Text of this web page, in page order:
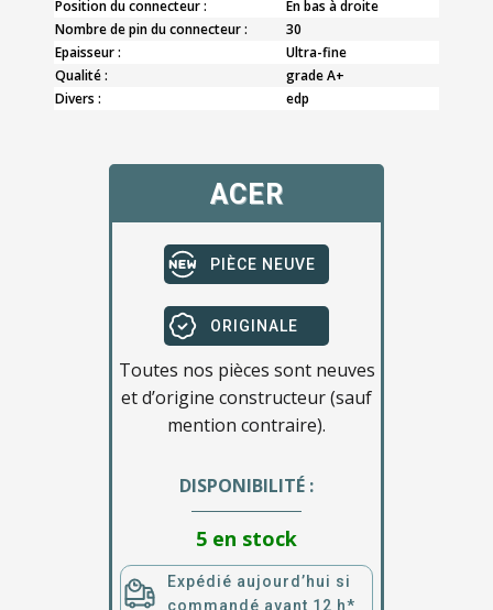
Position du connecteur :
En bas à droite
Nombre de pin du connecteur :
30
Epaisseur :
Ultra-fine
Qualité :
grade A+
Divers :
edp
ACER
PIÈCE NEUVE
ORIGINALE
Toutes nos pièces sont neuves
et d’origine constructeur (sauf
mention contraire).
DISPONIBILITÉ :
5 en stock
Expédié aujourd’hui si
commandé avant 12 h*